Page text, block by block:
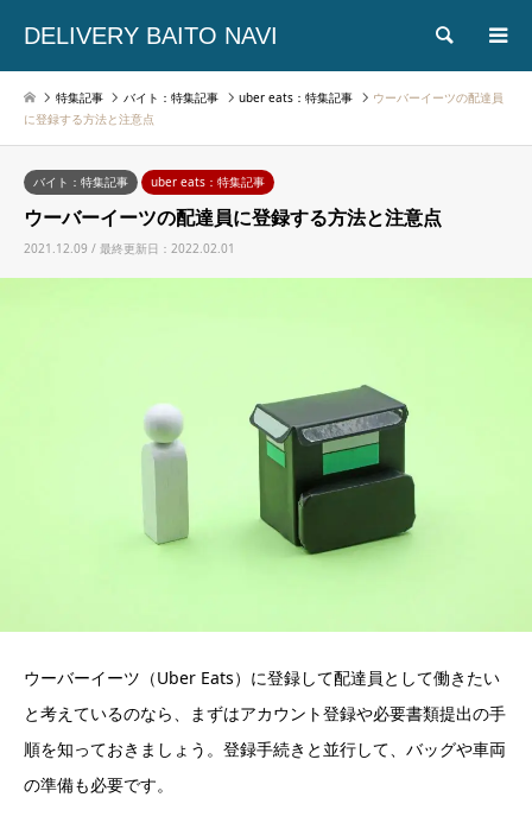
DELIVERY BAITO NAVI 検索
特集記事 バイト：特集記事 uber eats：特集記事
ウーバーイーツの配達員
に登録する方法と注意点
バイト：特集記事 uber eats：特集記事
ウーバーイーツの配達員に登録する方法と注意点
2021.12.09 / 最終更新日：2022.02.01
ウーバーイーツ（Uber Eats）に登録して配達員として働きたい
と考えているのなら、まずはアカウント登録や必要書類提出の手
順を知っておきましょう。登録手続きと並行して、バッグや車両
の準備も必要です。